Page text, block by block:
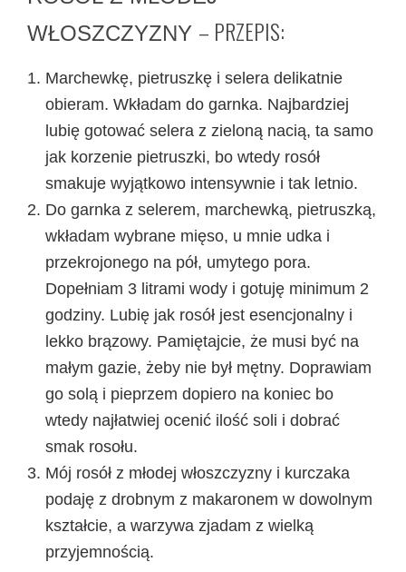
WŁOSZCZYZNY – PRZEPIS:
Marchewkę, pietruszkę i selera delikatnie
obieram. Wkładam do garnka. Najbardziej
lubię gotować selera z zieloną nacią, ta samo
jak korzenie pietruszki, bo wtedy rosół
smakuje wyjątkowo intensywnie i tak letnio.
Do garnka z selerem, marchewką, pietruszką,
wkładam wybrane mięso, u mnie udka i
przekrojonego na pół, umytego pora.
Dopełniam 3 litrami wody i gotuję minimum 2
godziny. Lubię jak rosół jest esencjonalny i
lekko brązowy. Pamiętajcie, że musi być na
małym gazie, żeby nie był mętny. Doprawiam
go solą i pieprzem dopiero na koniec bo
wtedy najłatwiej ocenić ilość soli i dobrać
smak rosołu.
Mój rosół z młodej włoszczyzny i kurczaka
podaję z drobnym z makaronem w dowolnym
kształcie, a warzywa zjadam z wielką
przyjemnością.